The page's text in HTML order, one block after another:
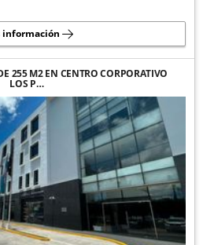
información
255 M2 EN CENTRO CORPORATIVO
LOS P…